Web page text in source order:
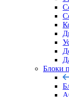
Блоки